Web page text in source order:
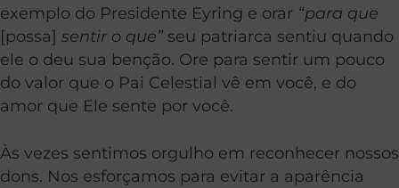
exemplo do Presidente Eyring e orar “para que
[possa] sentir o que” seu patriarca sentiu quando
ele o deu sua benção. Ore para sentir um pouco
do valor que o Pai Celestial vê em você, e do
amor que Ele sente por você.
Às vezes sentimos orgulho em reconhecer nossos
dons. Nos esforçamos para evitar a aparência